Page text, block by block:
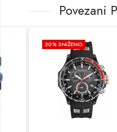
Povezani
% SNIŽENO